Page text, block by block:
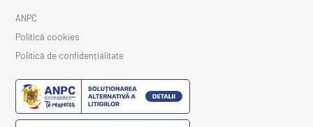
ANPC
Politică cookies
Politică de confidențialitate